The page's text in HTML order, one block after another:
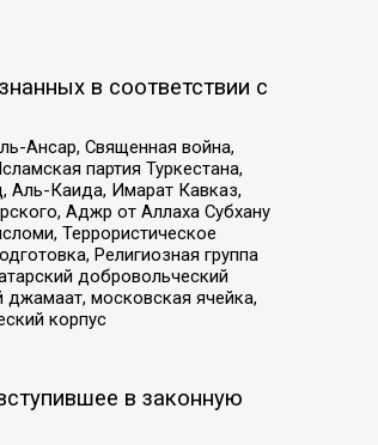
в соответствии с
Ансар, Священная война,
партия Туркестана,
Каида, Имарат Кавказ,
Аджр от Аллаха Субхану
Террористическое
Религиозная группа
добровольческий
московская ячейка,
корпус
в законную